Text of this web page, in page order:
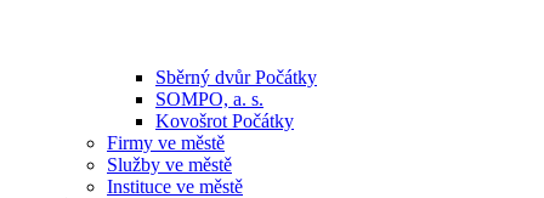
Sběrný dvůr Počátky
SOMPO, a. s.
Kovošrot Počátky
Firmy ve městě
Služby ve městě
Instituce ve městě